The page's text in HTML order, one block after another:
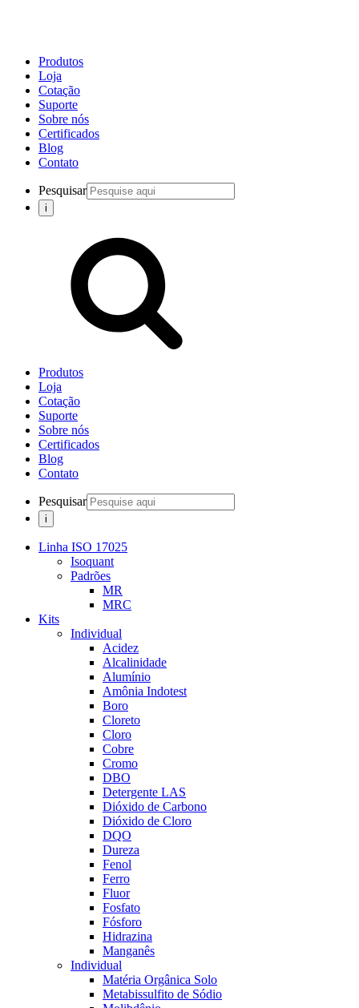
Produtos
Loja
Cotação
Suporte
Sobre nós
Certificados
Blog
Contato
Pesquisar
Produtos
Loja
Cotação
Suporte
Sobre nós
Certificados
Blog
Contato
Pesquisar
Linha ISO 17025
Isoquant
Padrões
MR
MRC
Kits
Individual
Acidez
Alcalinidade
Alumínio
Amônia Indotest
Boro
Cloreto
Cloro
Cobre
Cromo
DBO
Detergente LAS
Dióxido de Carbono
Dióxido de Cloro
DQO
Dureza
Fenol
Ferro
Fluor
Fosfato
Fósforo
Hidrazina
Manganês
Individual
Matéria Orgânica Solo
Metabissulfito de Sódio